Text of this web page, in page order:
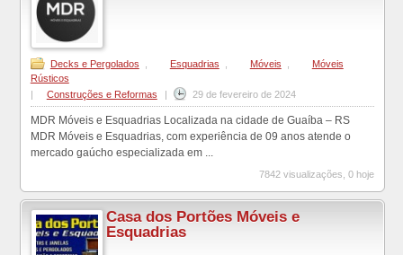
Decks e Pergolados Esquadrias Móveis
Móveis
Rústicos
|
Construções e Reformas | 29 de fevereiro de 2024
MDR Móveis e Esquadrias Localizada na cidade de Guaíba – RS
MDR Móveis e Esquadrias, com experiência de 09 anos atende o
mercado gaúcho especializada em ...
7842 visualizações, 0 hoje
Casa dos Portões Móveis e
Esquadrias